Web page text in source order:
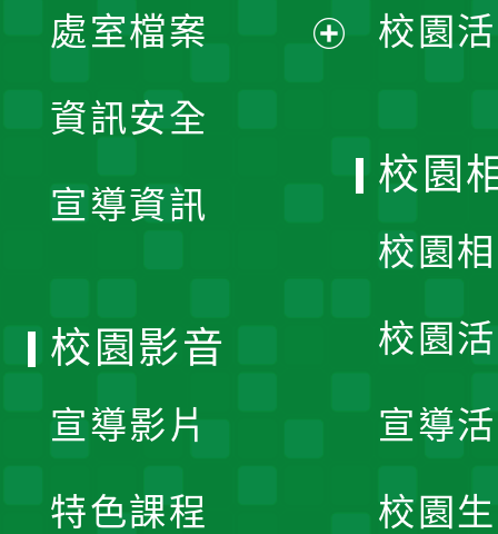
單
處室檔案
資訊安全
宣導資訊
校園
校園
校園
校園
宣導
校園
校園影音
宣導影片
特色課程